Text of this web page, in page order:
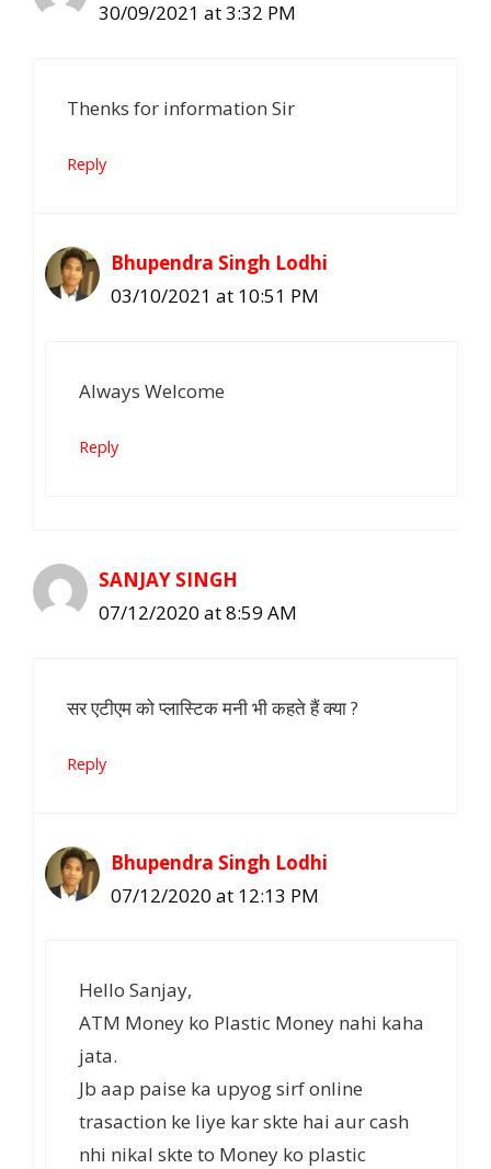
30/09/2021 at 3:32 PM
Thenks for information Sir
Reply
Bhupendra Singh Lodhi
03/10/2021 at 10:51 PM
Always Welcome
Reply
SANJAY SINGH
07/12/2020 at 8:59 AM
सर एटीएम को प्लास्टिक मनी भी कहते हैं क्या ?
Reply
Bhupendra Singh Lodhi
07/12/2020 at 12:13 PM
Hello Sanjay,
ATM Money ko Plastic Money nahi kaha
jata.
Jb aap paise ka upyog sirf online
trasaction ke liye kar skte hai aur cash
nhi nikal skte to Money ko plastic